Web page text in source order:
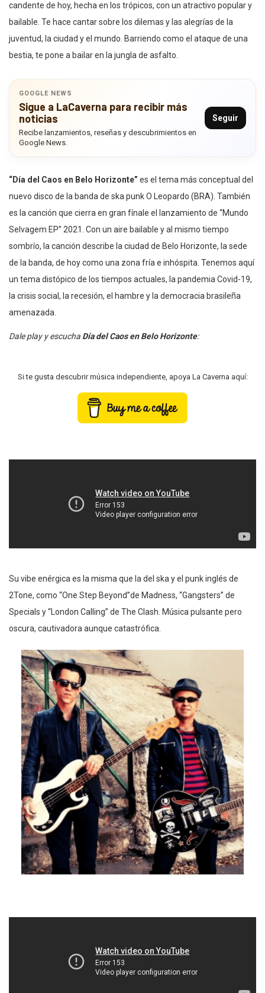
candente de hoy, hecha en los trópicos, con un atractivo popular y
bailable. Te hace cantar sobre los dilemas y las alegrías de la
juventud, la ciudad y el mundo. Barriendo como el ataque de una
bestia, te pone a bailar en la jungla de asfalto.
GOOGLE NEWS
Sigue a LaCaverna para recibir más
noticias
Recibe lanzamientos, reseñas y descubrimientos en
Google News.
Seguir
“Día del Caos en Belo Horizonte” es el tema más conceptual del
nuevo disco de la banda de ska punk O Leopardo (BRA). También
es la canción que cierra en gran fínale el lanzamiento de “Mundo
Selvagem EP” 2021. Con un aire bailable y al mismo tiempo
sombrío, la canción describe la ciudad de Belo Horizonte, la sede
de la banda, de hoy como una zona fría e inhóspita. Tenemos aquí
un tema distópico de los tiempos actuales, la pandemia Covid-19,
la crisis social, la recesión, el hambre y la democracia brasileña
amenazada.
Dale play y escucha Día del Caos en Belo Horizonte:
Si te gusta descubrir música independiente, apoya La Caverna aquí:
Su vibe enérgica es la misma que la del ska y el punk inglés de
2Tone, como “One Step Beyond”de Madness, “Gangsters” de
Specials y “London Calling” de The Clash. Música pulsante pero
oscura, cautivadora aunque catastrófica.